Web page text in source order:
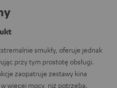
smukły, oferuje jednak
przy tym prostotę obsługi.
zaopatruje zestawy kina
więcej mocy, niż potrzeba.